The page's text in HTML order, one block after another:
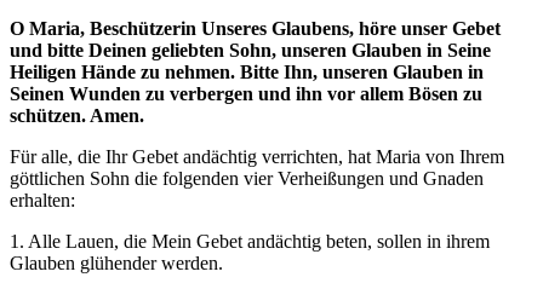
O Maria, Beschützerin Unseres Glaubens, höre unser Gebet
und bitte Deinen geliebten Sohn, unseren Glauben in Seine
Heiligen Hände zu nehmen. Bitte Ihn, unseren Glauben in
Seinen Wunden zu verbergen und ihn vor allem Bösen zu
schützen. Amen.
Für alle, die Ihr Gebet andächtig verrichten, hat Maria von Ihrem
göttlichen Sohn die folgenden vier Verheißungen und Gnaden
erhalten:
1. Alle Lauen, die Mein Gebet andächtig beten, sollen in ihrem
Glauben glühender werden.